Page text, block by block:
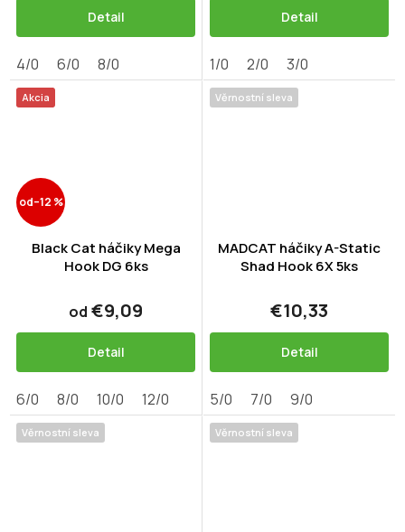
Detail
4/0 6/0 8/0
Detail
1/0 2/0 3/0
Akcia
od–12 %
Black Cat háčiky Mega
Hook DG 6ks
od €9,09
Detail
6/0 8/0 10/0 12/0
Věrnostní sleva
MADCAT háčiky A-Static
Shad Hook 6X 5ks
€10,33
Detail
5/0 7/0 9/0
Věrnostní sleva Věrnostní sleva